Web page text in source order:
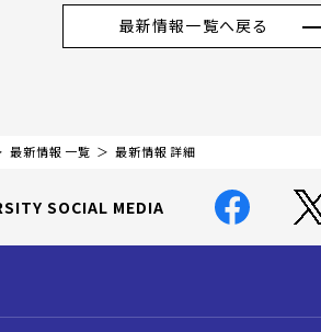
最新情報一覧へ戻る
最新情報 一覧 最新情報 詳細
SOCIAL MEDIA